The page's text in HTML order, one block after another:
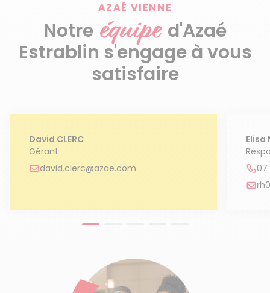
AZAÉ VIENNE
Notre équipe d'Azaé
Estrablin s'engage à vous
satisfaire
David CLERC
Gérant
david.clerc@azae.com
Elisa
07